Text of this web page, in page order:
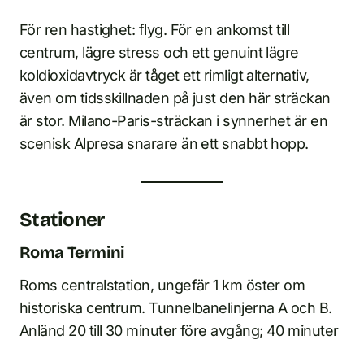
För ren hastighet: flyg. För en ankomst till
centrum, lägre stress och ett genuint lägre
koldioxidavtryck är tåget ett rimligt alternativ,
även om tidsskillnaden på just den här sträckan
är stor. Milano-Paris-sträckan i synnerhet är en
scenisk Alpresa snarare än ett snabbt hopp.
Stationer
Roma Termini
Roms centralstation, ungefär 1 km öster om
historiska centrum. Tunnelbanelinjerna A och B.
Anländ 20 till 30 minuter före avgång; 40 minuter